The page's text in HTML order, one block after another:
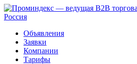
Россия
Объявления
Заявки
Компании
Тарифы